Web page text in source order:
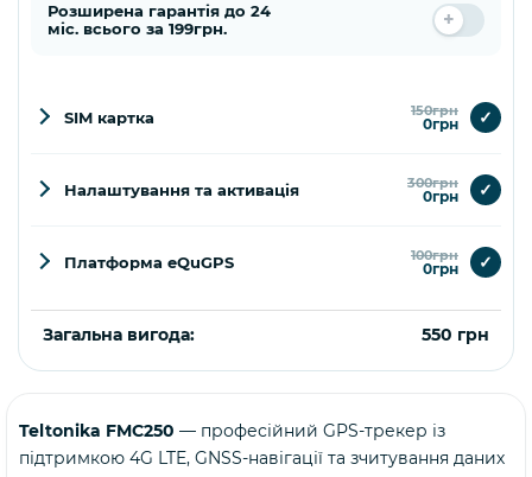
Розширена гарантія до 24
міс. всього за 199грн.
SIM картка 150грн
0грн ✓
Налаштування та активація 300грн
0грн ✓
Платформа eQuGPS 100грн
0грн ✓
Загальна вигода: 550 грн
Купити
Teltonika FMC250 — професійний GPS-трекер із
підтримкою 4G LTE, GNSS-навігації та зчитування даних